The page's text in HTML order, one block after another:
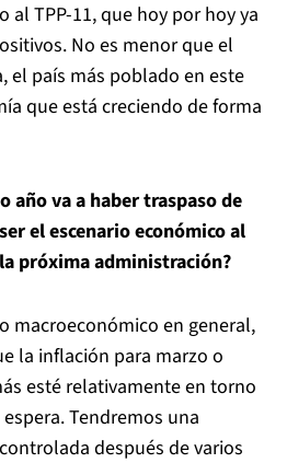
al TPP-11, que hoy por hoy ya
No es menor que el
el país más poblado en este
que está creciendo de forma
año va a haber traspaso de
el escenario económico al
próxima administración?
macroeconómico en general,
la inflación para marzo o
esté relativamente en torno
Tendremos una
después de varios